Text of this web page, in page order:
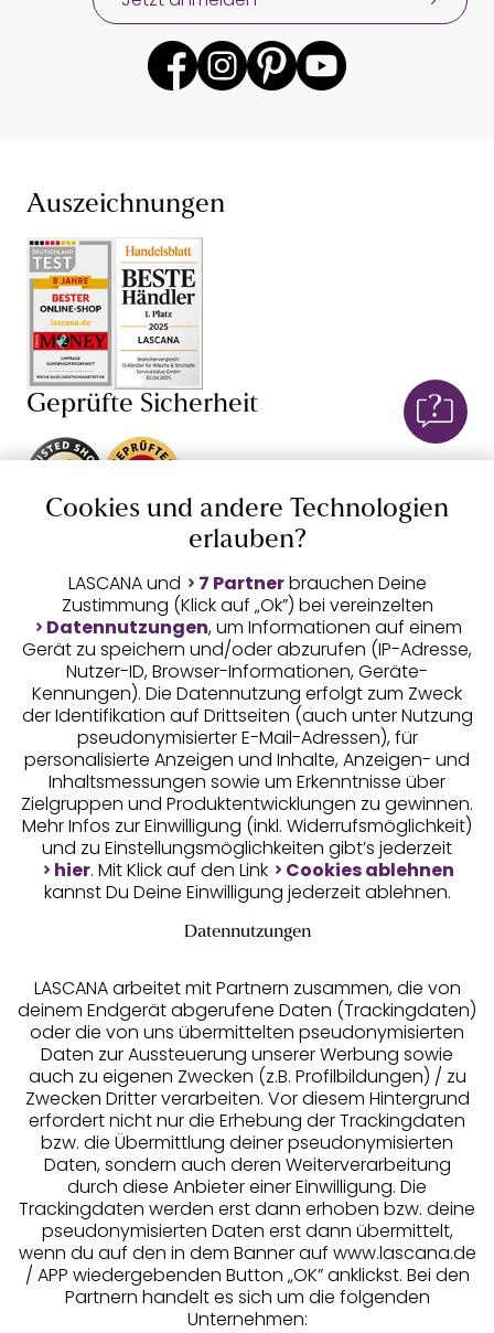
Auszeichnungen
Geprüfte Sicherheit
Gratis Versand ab50 €
Kostenlose Retoure
°Punkte sammeln
Services
Beratung
Über uns
Rechtliches
Cookies und andere Technologien
erlauben?
LASCANA und 7 Partnerbrauchen Deine
Zustimmung (Klick auf „Ok”) bei vereinzelten
Datennutzungen, um Informationen auf einem
Gerät zu speichern und/oder abzurufen (IP-Adresse,
Nutzer-ID, Browser-Informationen, Geräte-
Kennungen). Die Datennutzung erfolgt zum Zweck
der Identifikation auf Drittseiten (auch unter Nutzung
pseudonymisierter E-Mail-Adressen), für
personalisierte Anzeigen und Inhalte, Anzeigen- und
Inhaltsmessungen sowie um Erkenntnisse über
Zielgruppen und Produktentwicklungen zu gewinnen.
Mehr Infos zur Einwilligung (inkl. Widerrufsmöglichkeit)
und zu Einstellungsmöglichkeiten gibt’s jederzeit
hier. Mit Klick auf den Link
Cookies ablehnen
kannst Du Deine Einwilligung jederzeit ablehnen.
Datennutzungen
LASCANA arbeitet mit Partnern zusammen, die von
deinem Endgerät abgerufene Daten (Trackingdaten)
oder die von uns übermittelten pseudonymisierten
Daten zur Aussteuerung unserer Werbung sowie
auch zu eigenen Zwecken (z.B. Profilbildungen) / zu
Zwecken Dritter verarbeiten. Vor diesem Hintergrund
erfordert nicht nur die Erhebung der Trackingdaten
bzw. die Übermittlung deiner pseudonymisierten
Daten, sondern auch deren Weiterverarbeitung
durch diese Anbieter einer Einwilligung. Die
Trackingdaten werden erst dann erhoben bzw. deine
pseudonymisierten Daten erst dann übermittelt,
wenn du auf den in dem Banner auf www.lascana.de
/ APP wiedergebenden Button „OK” anklickst. Bei den
Partnern handelt es sich um die folgenden
Unternehmen: